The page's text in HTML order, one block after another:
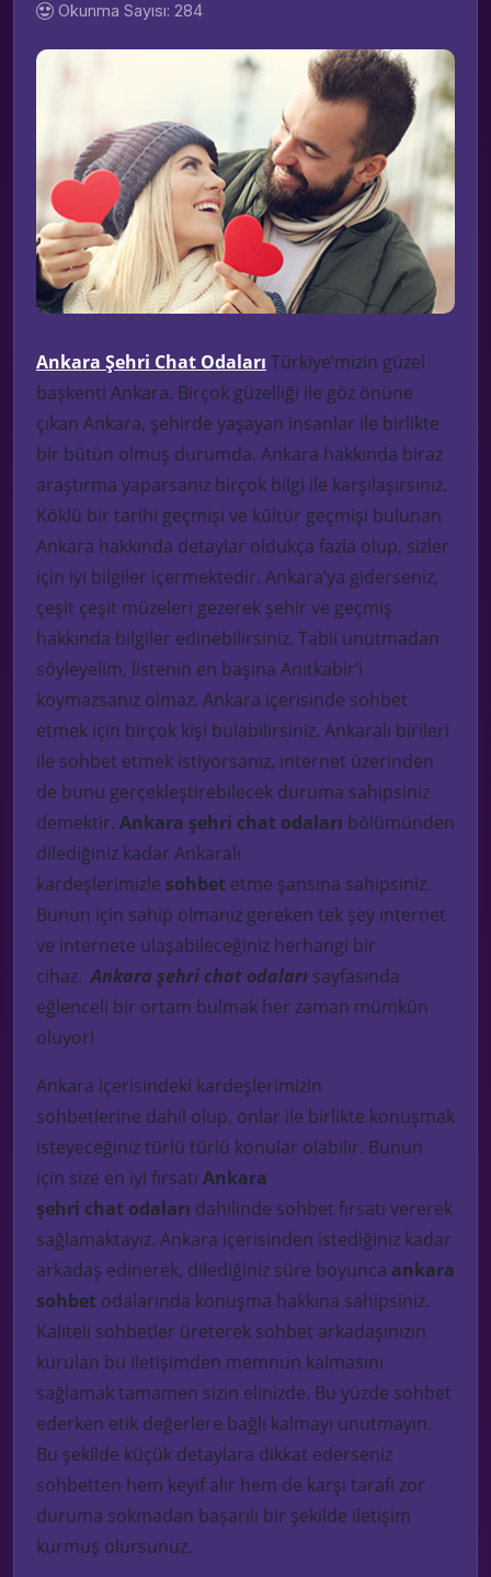
Okunma Sayısı: 284
Ankara Şehri Chat Odaları Türkiye’mizin güzel
başkenti Ankara. Birçok güzelliği ile göz önüne
çıkan Ankara, şehirde yaşayan insanlar ile birlikte
bir bütün olmuş durumda. Ankara hakkında biraz
araştırma yaparsanız birçok bilgi ile karşılaşırsınız.
Köklü bir tarihi geçmişi ve kültür geçmişi bulunan
Ankara hakkında detaylar oldukça fazla olup, sizler
için iyi bilgiler içermektedir. Ankara’ya giderseniz,
çeşit çeşit müzeleri gezerek şehir ve geçmiş
hakkında bilgiler edinebilirsiniz. Tabii unutmadan
söyleyelim, listenin en başına Anıtkabir’i
koymazsanız olmaz. Ankara içerisinde sohbet
etmek için birçok kişi bulabilirsiniz. Ankaralı birileri
ile sohbet etmek istiyorsanız, internet üzerinden
de bunu gerçekleştirebilecek duruma sahipsiniz
demektir. Ankara şehri chat odaları bölümünden
dilediğiniz kadar Ankaralı
kardeşlerimizle sohbet etme şansına sahipsiniz.
Bunun için sahip olmanız gereken tek şey internet
ve internete ulaşabileceğiniz herhangi bir
cihaz. Ankara şehri chat odaları sayfasında
eğlenceli bir ortam bulmak her zaman mümkün
oluyor!
Ankara içerisindeki kardeşlerimizin
sohbetlerine dahil olup, onlar ile birlikte konuşmak
isteyeceğiniz türlü türlü konular olabilir. Bunun
için size en iyi fırsatı Ankara
şehri chat odaları dahilinde sohbet fırsatı vererek
sağlamaktayız. Ankara içerisinden istediğiniz kadar
arkadaş edinerek, dilediğiniz süre boyunca ankara
sohbet odalarında konuşma hakkına sahipsiniz.
Kaliteli sohbetler üreterek sohbet arkadaşınızın
kurulan bu iletişimden memnun kalmasını
sağlamak tamamen sizin elinizde. Bu yüzde sohbet
ederken etik değerlere bağlı kalmayı unutmayın.
Bu şekilde küçük detaylara dikkat ederseniz
sohbetten hem keyif alır hem de karşı tarafı zor
duruma sokmadan başarılı bir şekilde iletişim
kurmuş olursunuz.